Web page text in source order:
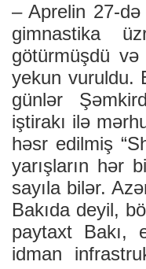
– Aprelin 27-də
gimnastika
götürmüşdü
yekun vuruldu.
günlər
iştirakı ilə
həsr edilmiş
yarışların hər
sayıla bilər.
Bakıda deyil,
paytaxt Bakı,
idman